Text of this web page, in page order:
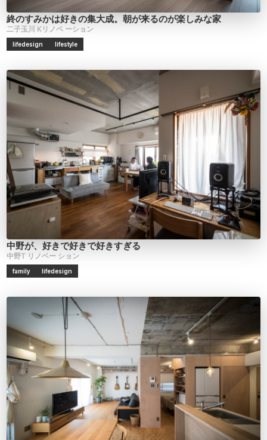
終のすみかは好きの集大成。朝が来るのが楽しみな家
二子玉川 Kリノベ ーション
lifedesign lifestyle
中野が、好きで好きで好きすぎる
中野T リノベー ション
family lifedesign